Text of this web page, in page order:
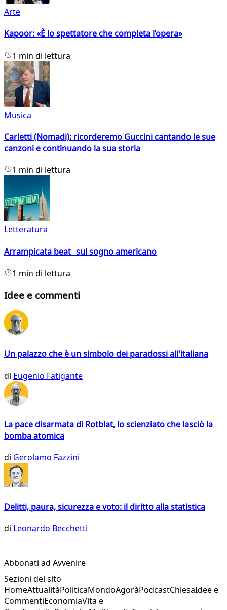
Arte
Kapoor: «È lo spettatore che completa l’opera»
1 min di lettura
Musica
Carletti (Nomadi): ricorderemo Guccini cantando le sue
canzoni e continuando la sua storia
1 min di lettura
Letteratura
Arrampicata beat sul sogno americano
1 min di lettura
Idee e commenti
Un palazzo che è un simbolo dei paradossi all'italiana
di Eugenio Fatigante
La pace disarmata di Rotblat, lo scienziato che lasciò la
bomba atomica
di Gerolamo Fazzini
Delitti, paura, sicurezza e voto: il diritto alla statistica
di Leonardo Becchetti
Abbonati ad Avvenire
Sezioni del sito
HomeAttualitàPoliticaMondoAgoràPodcastChiesaIdee e
CommentiEconomiaVita e